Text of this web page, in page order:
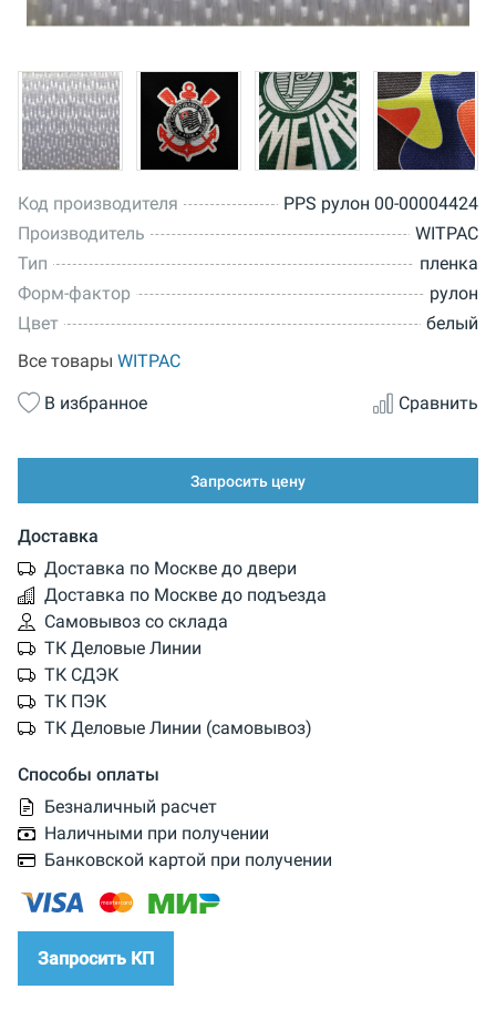
Код производителя
PPS рулон 00-00004424
Производитель
WITPAC
Тип
пленка
Форм-фактор
рулон
Цвет
белый
Все товары WITPAC
В избранное
Сравнить
Запросить цену
Доставка
Доставка по Москве до двери
Доставка по Москве до подъезда
Самовывоз со склада
ТК Деловые Линии
ТК СДЭК
ТК ПЭК
ТК Деловые Линии (самовывоз)
Способы оплаты
Безналичный расчет
Наличными при получении
Банковской картой при получении
Запросить КП